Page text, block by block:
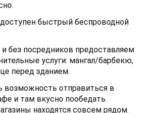
быстрый беспроводной
без посредников предоставляем
услуги: мангал/барбекю,
перед зданием.
возможность отправиться в
и там вкусно пообедать.
находятся совсем рядом.